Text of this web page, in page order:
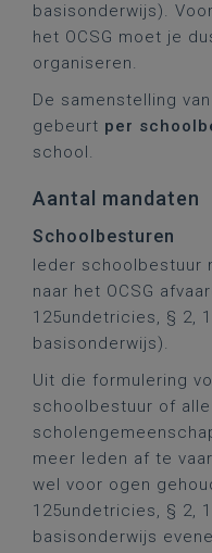
basisonderwijs).
het OCSG moet je
organiseren.
De samenstelling
gebeurt per
school.
Aantal mandaten
Schoolbesturen
Ieder schoolbestuur
naar het OCSG
125undetricies, § 2, 1
basisonderwijs).
Uit die formulering
schoolbestuur of
meer leden af te
wel voor ogen
125undetricies, § 2, 1
basisonderwijs